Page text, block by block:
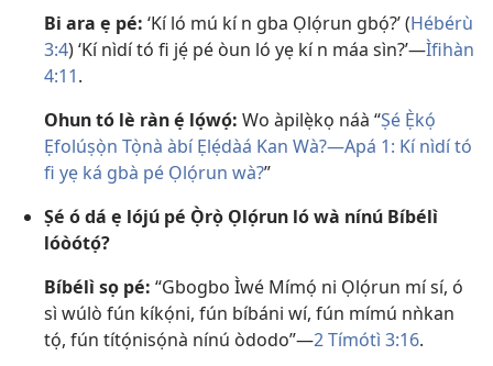
Bi ara ẹ pé: ‘Kí ló mú kí n gba Ọlọ́run gbọ́?’ (Hébérù
3:4) ‘Kí nìdí tó fi jẹ́ pé òun ló yẹ kí n máa sìn?’​—Ìfihàn
4:11.
Ohun tó lè ràn ẹ́ lọ́wọ́: Wo àpilẹ̀kọ náà “Ṣé Ẹ̀kọ́
Ẹfolúṣọ̀n Tọ̀nà àbí Ẹlẹ́dàá Kan Wà?​—Apá 1: Kí nìdí tó
fi yẹ ká gbà pé Ọlọ́run wà?”
Ṣé ó dá ẹ lójú pé Ọ̀rọ̀ Ọlọ́run ló wà nínú Bíbélì
lóòótọ́?
Bíbélì sọ pé: “Gbogbo Ìwé Mímọ́ ni Ọlọ́run mí sí, ó
sì wúlò fún kíkọ́ni, fún bíbáni wí, fún mímú nǹkan
tọ́, fún títọ́nisọ́nà nínú òdodo”​—2 Tímótì 3:16.